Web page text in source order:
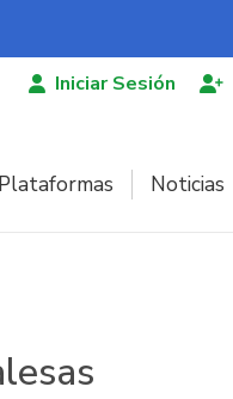
Iniciar Sesión
Plataformas Noticias